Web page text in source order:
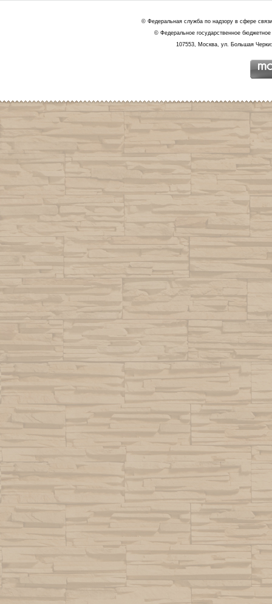
© Федеральная служба по надзору в сфере
© Федеральное государственное
107553, Москва, ул. Большая